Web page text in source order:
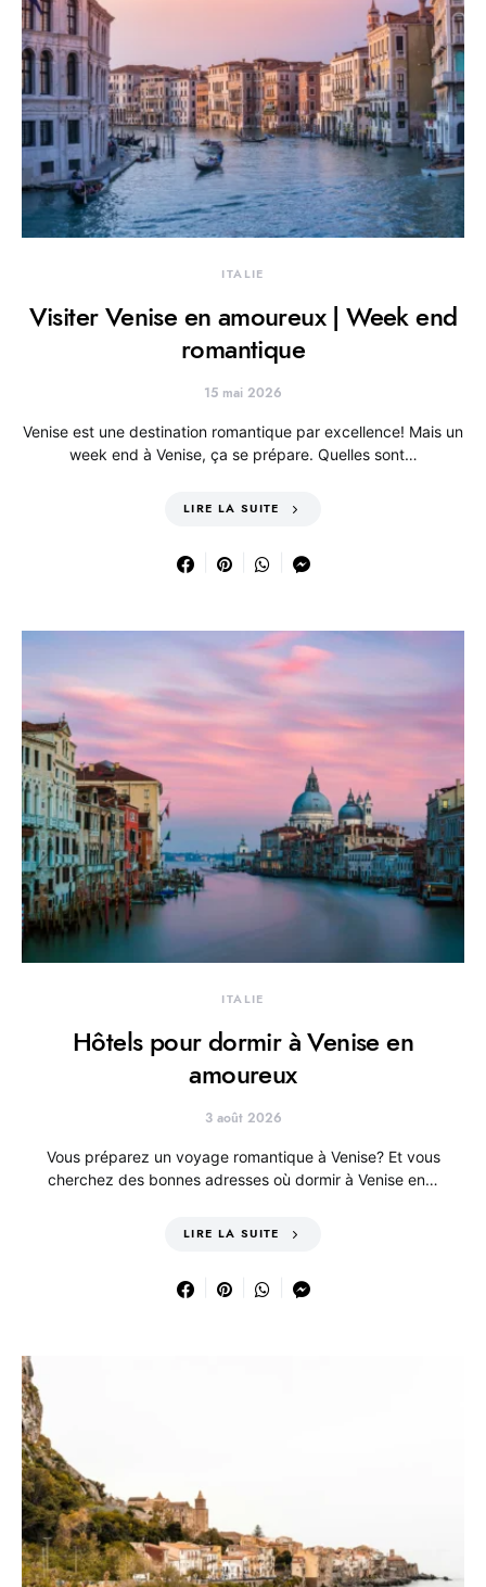
ITALIE
Visiter Venise en amoureux | Week end
romantique
15 mai 2026
Venise est une destination romantique par excellence! Mais un
week end à Venise, ça se prépare. Quelles sont…
LIRE LA SUITE
ITALIE
Hôtels pour dormir à Venise en
amoureux
3 août 2026
Vous préparez un voyage romantique à Venise? Et vous
cherchez des bonnes adresses où dormir à Venise en…
LIRE LA SUITE